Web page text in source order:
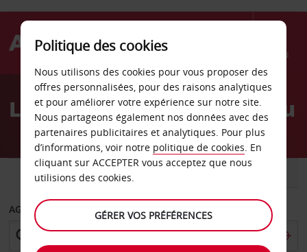
Menu
AvisLocation de voiture Passau
VOITURE UTILITAIRE
AGENCE DE DÉPART
Politique des cookies
Nous utilisons des cookies pour vous proposer des
offres personnalisées, pour des raisons analytiques
et pour améliorer votre expérience sur notre site.
Nous partageons également nos données avec des
partenaires publicitaires et analytiques. Pour plus
d’informations, voir notre politique de cookies. En
cliquant sur ACCEPTER vous acceptez que nous
utilisions des cookies.
GÉRER VOS PRÉFÉRENCES